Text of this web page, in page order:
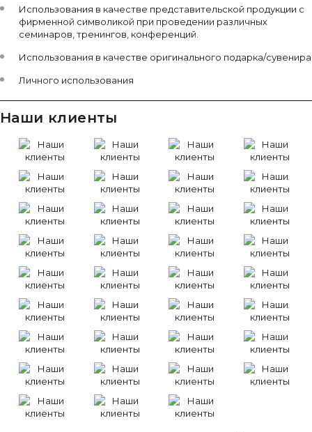
Использования в качестве представительской продукции с
фирменной символикой при проведении различных
семинаров, тренингов, конференций.
Использования в качестве оригинального подарка/сувенира
Личного использования
Наши клиенты